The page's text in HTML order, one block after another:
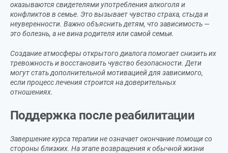
оказываются свидетелями употребления алкоголя и
конфликтов в семье. Это вызывает чувство страха, стыда и
неуверенности. Важно объяснить детям, что зависимость —
это болезнь, а не вина родителя или самой семьи.
Создание атмосферы открытого диалога помогает снизить их
тревожность и восстановить чувство безопасности. Дети
могут стать дополнительной мотивацией для зависимого,
если процесс лечения строится на доверительных
отношениях.
Поддержка после реабилитации
Завершение курса терапии не означает окончание помощи со
стороны близких. На этапе возвращения к обычной жизни